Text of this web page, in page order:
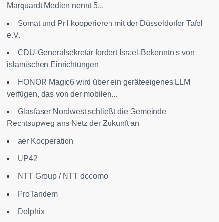
Marquardt Medien nennt 5...
Somat und Pril kooperieren mit der Düsseldorfer Tafel
e.V.
CDU-Generalsekretär fordert Israel-Bekenntnis von
islamischen Einrichtungen
HONOR Magic6 wird über ein geräteeigenes LLM
verfügen, das von der mobilen...
Glasfaser Nordwest schließt die Gemeinde
Rechtsupweg ans Netz der Zukunft an
aer Kooperation
UP42
NTT Group / NTT docomo
ProTandem
Delphix